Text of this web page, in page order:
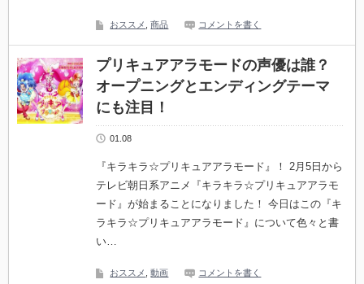
おススメ ,商品 コメントを書く
プリキュアアラモードの声優は誰？
オープニングとエンディングテーマ
にも注目！
01.08
『キラキラ☆プリキュアアラモード』！ 2月5日から
テレビ朝日系アニメ『キラキラ☆プリキュアアラモ
ード』が始まることになりました！ 今日はこの『キ
ラキラ☆プリキュアアラモード』について色々と書
い…
おススメ ,動画 コメントを書く